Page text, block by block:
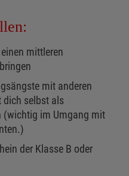
mittleren
mit anderen
dich selbst als
(wichtig im Umgang mit
der Klasse B oder